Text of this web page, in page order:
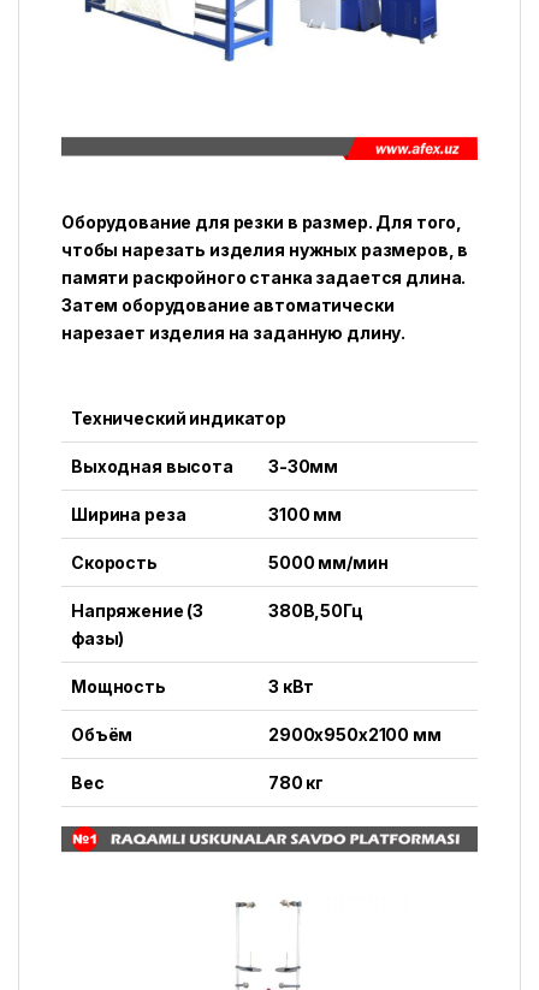
Оборудование для резки в размер. Для того,
чтобы нарезать изделия нужных размеров, в
памяти раскройного станка задается длина.
Затем оборудование автоматически
нарезает изделия на заданную длину.
Технический индикатор
Выходная высота 3-30мм
Ширина реза 3100 мм
Скорость 5000 мм/мин
Напряжение (3
фазы)
380В,50Гц
Мощность 3 кВт
Объём 2900x950x2100 мм
Вес 780 кг